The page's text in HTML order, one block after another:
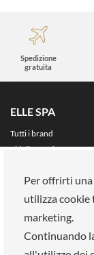
Spedizione
gratuita
ELLE SPA
Tutti i brand
Fidelity card
Su di noi
La nostra mission
Pagamenti
Legal Area
Per offrirti
utilizza cookie
marketing.
Continuando